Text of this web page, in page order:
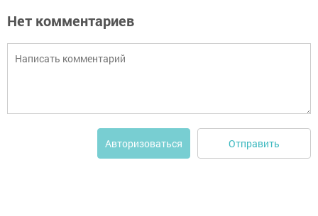
Нет комментариев
Авторизоваться Отправить